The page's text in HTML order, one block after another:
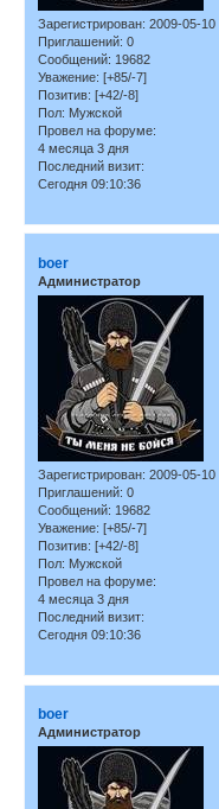
Зарегистрирован: 2009-05-10
Приглашений: 0
Сообщений: 19682
Уважение: [+85/-7]
Позитив: [+42/-8]
Пол: Мужской
Провел на форуме:
4 месяца 3 дня
Последний визит:
Сегодня 09:10:36
boer
Администратор
Зарегистрирован: 2009-05-10
Приглашений: 0
Сообщений: 19682
Уважение: [+85/-7]
Позитив: [+42/-8]
Пол: Мужской
Провел на форуме:
4 месяца 3 дня
Последний визит:
Сегодня 09:10:36
boer
Администратор